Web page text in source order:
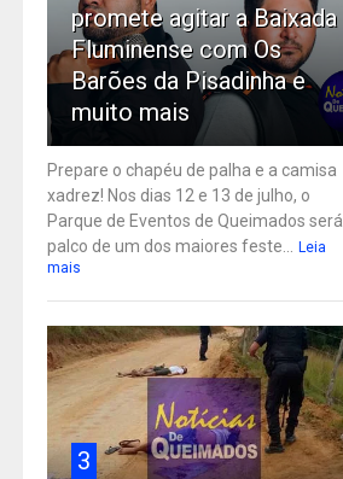
promete agitar a Baixada
Fluminense com Os
Barões da Pisadinha e
muito mais
Prepare o chapéu de palha e a camisa
xadrez! Nos dias 12 e 13 de julho, o
Parque de Eventos de Queimados será
palco de um dos maiores feste...
Leia
mais
3